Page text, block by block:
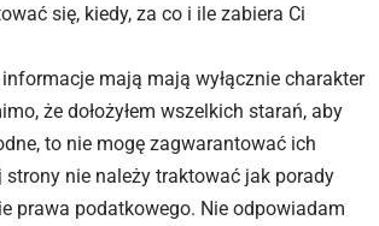
się, kiedy, za co i ile zabiera Ci
mają mają wyłącznie charakter
że dołożyłem wszelkich starań, aby
to nie mogę zagwarantować ich
strony nie należy traktować jak porady
prawa podatkowego. Nie odpowiadam